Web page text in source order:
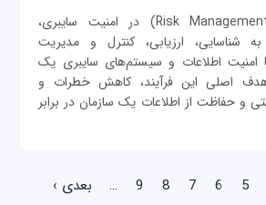
مدیریت ریسک (Risk Management) در امنیت سایبری،
شناسایی، ارزیابی، کنترل و مدیریت
امنیت اطلاعات و سیستم‌های سایبری یک
هدف اصلی این فرآیند، کاهش خطرات و
و حفاظت از اطلاعات یک سازمان در برابر
5
6
7
8
9
…
بعدی ›